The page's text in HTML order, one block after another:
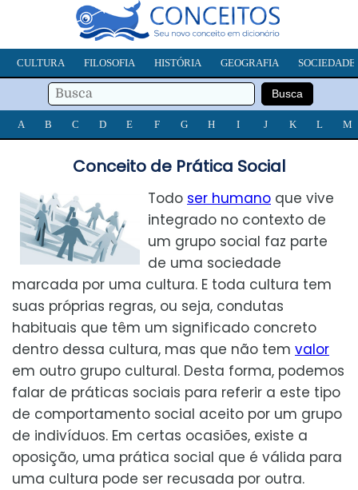
CULTURA FILOSOFIA HISTÓRIA GEOGRAFIA SOCIEDADE
A B C D E F G H I J K L M
Conceito de Prática Social
Todo ser humano que vive
integrado no contexto de
um grupo social faz parte
de uma sociedade
marcada por uma cultura. E toda cultura tem
suas próprias regras, ou seja, condutas
habituais que têm um significado concreto
dentro dessa cultura, mas que não tem valor
em outro grupo cultural. Desta forma, podemos
falar de práticas sociais para referir a este tipo
de comportamento social aceito por um grupo
de indivíduos. Em certas ocasiões, existe a
oposição, uma prática social que é válida para
uma cultura pode ser recusada por outra.